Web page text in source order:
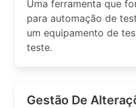
Uma ferramenta que
para automação de
um equipamento de
teste.
Gestão De